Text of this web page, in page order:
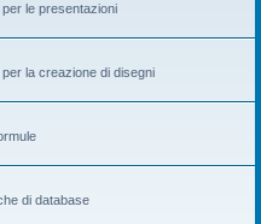
le presentazioni
la creazione di disegni
di database